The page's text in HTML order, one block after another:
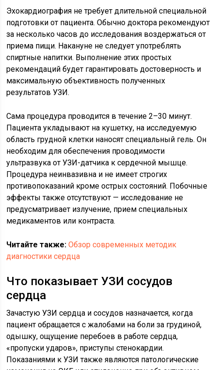
Эхокардиография не требует длительной специальной
подготовки от пациента. Обычно доктора рекомендуют
за несколько часов до исследования воздержаться от
приема пищи. Накануне не следует употреблять
спиртные напитки. Выполнение этих простых
рекомендаций будет гарантировать достоверность и
максимальную объективность полученных
результатов УЗИ.
Сама процедура проводится в течение 2–30 минут.
Пациента укладывают на кушетку, на исследуемую
область грудной клетки наносят специальный гель. Он
необходим для обеспечения проводимости
ультразвука от УЗИ-датчика к сердечной мышце.
Процедура неинвазивна и не имеет строгих
противопоказаний кроме острых состояний. Побочные
эффекты также отсутствуют — исследование не
предусматривает излучение, прием специальных
медикаментов или контраста.
Читайте также: Обзор современных методик
диагностики сердца
Что показывает УЗИ сосудов
сердца
Зачастую УЗИ сердца и сосудов назначается, когда
пациент обращается с жалобами на боли за грудиной,
одышку, ощущение перебоев в работе сердца,
«пропуски ударов», приступы стенокардии.
Показаниями к УЗИ также являются патологические